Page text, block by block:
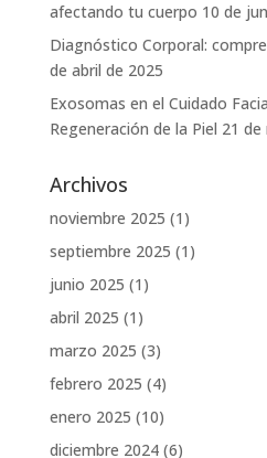
afectando tu cuerpo 10 de
Diagnóstico Corporal:
de abril de 2025
Exosomas en el Cuidado
Regeneración de la Piel 21 de
Archivos
noviembre 2025 (1)
septiembre 2025 (1)
junio 2025 (1)
abril 2025 (1)
marzo 2025 (3)
febrero 2025 (4)
enero 2025 (10)
diciembre 2024(6)